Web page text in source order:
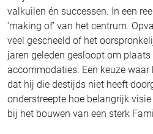
valkuilen én successen. In een
‘making of’ van het centrum.
veel gescheeld of het
jaren geleden gesloopt om
accommodaties. Een keuze
dat hij die destijds niet heeft
onderstreepte hoe belangrijk
bij het bouwen van een sterk